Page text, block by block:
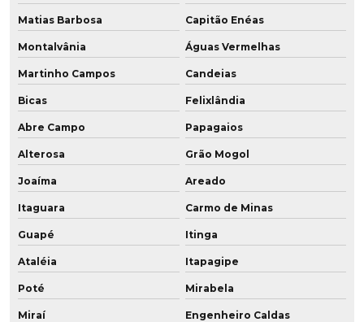
Matias Barbosa Capitão Enéas
Montalvânia Águas Vermelhas
Martinho Campos Candeias
Bicas Felixlândia
Abre Campo Papagaios
Alterosa Grão Mogol
Joaíma Areado
Itaguara Carmo de Minas
Guapé Itinga
Ataléia Itapagipe
Poté Mirabela
Miraí Engenheiro Caldas